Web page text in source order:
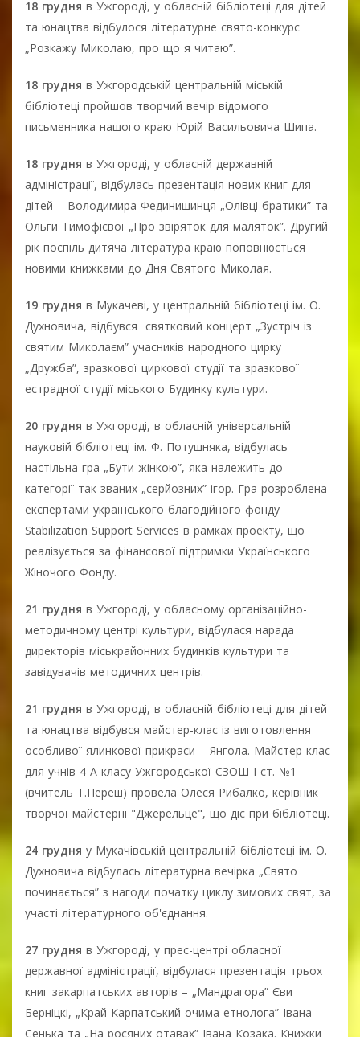
18 грудня в Ужгороді, у обласній бібліотеці для дітей
та юнацтва відбулося літературне свято-конкурс
„Розкажу Миколаю, про що я читаю”.
18 грудня в Ужгородській центральній міській
бібліотеці пройшов творчий вечір відомого
письменника нашого краю Юрій Васильовича Шипа.
18 грудня в Ужгороді, у обласній державній
адміністрації, відбулась презентація нових книг для
дітей – Володимира Фединишинця „Олівці-братики” та
Ольги Тимофієвої „Про звіряток для маляток”. Другий
рік поспіль дитяча література краю поповнюється
новими книжками до Дня Святого Миколая.
19 грудня в Мукачеві, у центральній бібліотеці ім. О.
Духновича, відбувся святковий концерт „Зустріч із
святим Миколаєм” учасників народного цирку
„Дружба”, зразкової циркової студії та зразкової
естрадної студії міського Будинку культури.
20 грудня в Ужгороді, в обласній універсальній
науковій бібліотеці ім. Ф. Потушняка, відбулась
настільна гра „Бути жінкою”, яка належить до
категорії так званих „серйозних” ігор. Гра розроблена
експертами українського благодійного фонду
Stabilization Support Services в рамках проекту, що
реалізується за фінансової підтримки Українського
Жіночого Фонду.
21 грудня в Ужгороді, у обласному організаційно-
методичному центрі культури, відбулася нарада
директорів міськрайонних будинків культури та
завідувачів методичних центрів.
21 грудня в Ужгороді, в обласній бібліотеці для дітей
та юнацтва відбувся майстер-клас із виготовлення
особливої ялинкової прикраси – Янгола. Майстер-клас
для учнів 4-А класу Ужгородської СЗОШ І ст. №1
(вчитель Т.Переш) провела Олеся Рибалко, керівник
творчої майстерні "Джерельце", що діє при бібліотеці.
24 грудня у Мукачівській центральній бібліотеці ім. О.
Духновича відбулась літературна вечірка „Свято
починається” з нагоди початку циклу зимових свят, за
участі літературного об'єднання.
27 грудня в Ужгороді, у прес-центрі обласної
державної адміністрації, відбулася презентація трьох
книг закарпатських авторів – „Мандрагора” Єви
Берніцкі, „Край Карпатський очима етнолога” Івана
Сенька та „На росяних отавах” Івана Козака. Книжки